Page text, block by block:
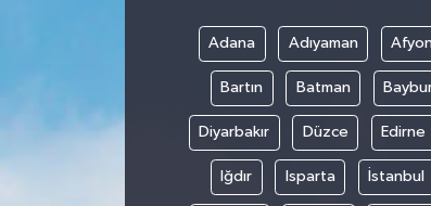
Adana Adıyaman
Bartın Batman
Diyarbakır Düzce Edirne
Iğdır Isparta İstanbul
PROJELER İNGİLİZCE
YEREL MEDYA RAPORU